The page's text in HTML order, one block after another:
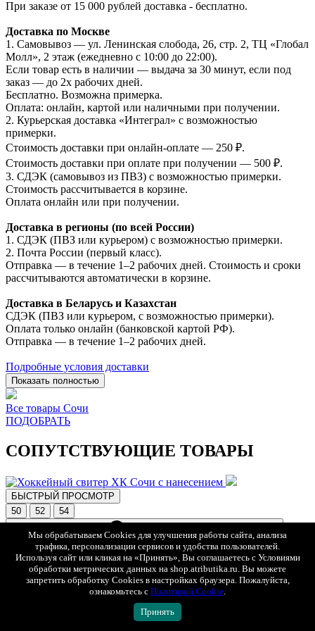
При заказе от 15 000 рублей доставка - бесплатно.
Доставка по Москве
1. Самовывоз — ул. Ленинская слобода, 26, стр. 2, ТЦ «Глобал
Молл», 2 этаж (ежедневно с 10:00 до 22:00).
Если товар есть в наличии — выдача за 30 минут, если под
заказ — до 2х рабочих дней.
Бесплатно. Возможна примерка.
Оплата: онлайн, картой или наличными при получении.
2. Курьерская доставка «Интеграл» с возможностью
примерки.
Стоимость доставки при онлайн-оплате — 250 ₽.
Стоимость доставки при оплате при получении — 500 ₽.
3. СДЭК (самовывоз из ПВЗ) с возможностью примерки.
Стоимость рассчитывается в корзине.
Оплата онлайн или при получении.
Доставка в регионы (по всей России)
1. СДЭК (ПВЗ или курьером) с возможностью примерки.
2. Почта России (первый класс).
Отправка — в течение 1–2 рабочих дней. Стоимость и сроки
рассчитываются автоматически в корзине.
Доставка в Беларусь и Казахстан
СДЭК (ПВЗ или курьером, с возможностью примерки).
Оплата только онлайн (банковской картой РФ).
Отправка — в течение 1–2 рабочих дней.
Подробные условия доставки
Показать полностью
Все товары Сочи
ПОДОБРАТЬ
СОПУТСТВУЮЩИЕ ТОВАРЫ
БЫСТРЫЙ ПРОСМОТР
50
52 54
Мы обрабатываем Cookies для улучшения работы сайта, анализа
трафика, персонализации сервисов и удобства пользователей.
Используя сайт или кликая на «Принять», Вы соглашаетесь с Условиями
обработки метрических данных на shop.atributika.ru. Вы можете
запретить обработку Cookies в настройках браузера. Пожалуйста,
ознакомьтесь с Политикой Cookie.
Принять